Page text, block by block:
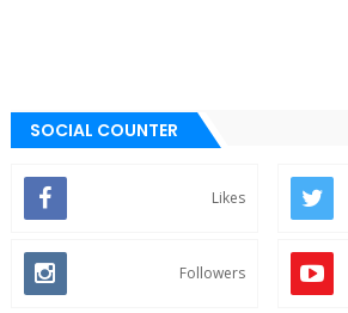
SOCIAL COUNTER
Likes
Followers